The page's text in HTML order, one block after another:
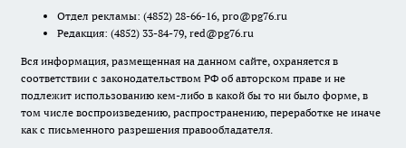
Отдел рекламы: (4852) 28-66-16, pro@pg76.ru
Редакция: (4852) 33-84-79, red@pg76.ru
Вся информация, размещенная на данном сайте, охраняется в
соответствии с законодательством РФ об авторском праве и не
подлежит использованию кем-либо в какой бы то ни было форме, в
том числе воспроизведению, распространению, переработке не иначе
как с письменного разрешения правообладателя.